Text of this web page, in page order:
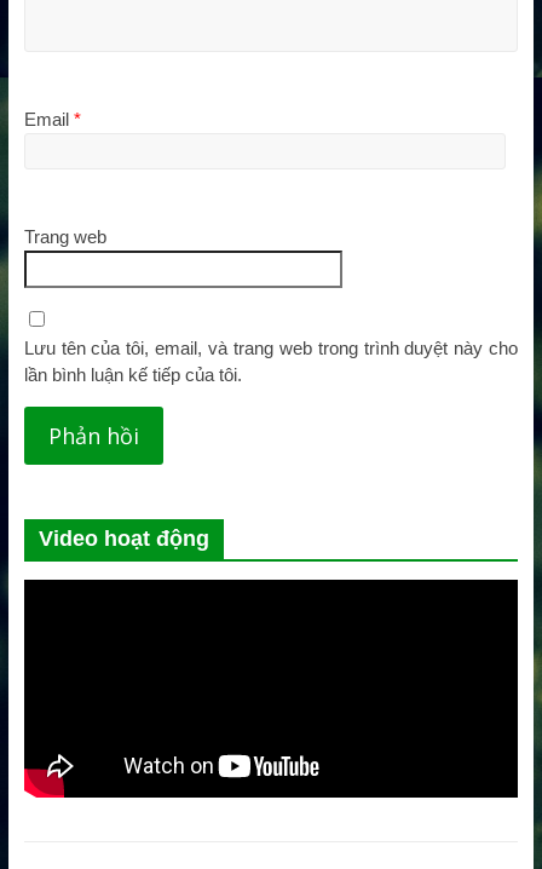
Email *
Trang web
Lưu tên của tôi, email, và trang web trong trình duyệt này cho
lần bình luận kế tiếp của tôi.
Video hoạt động